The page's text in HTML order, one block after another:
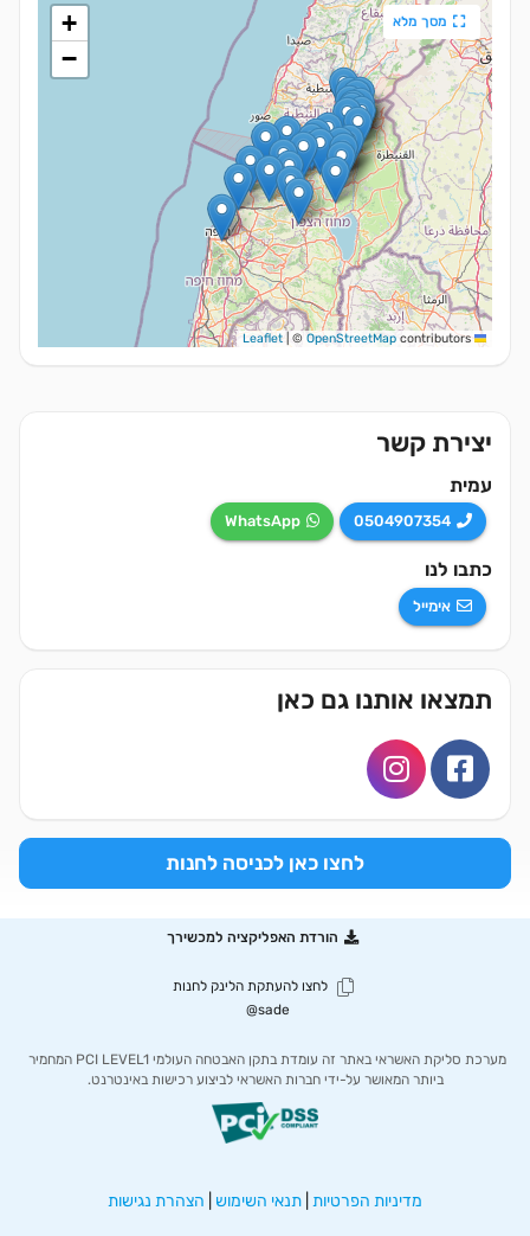
מסך מלא
+
−
Leaflet
© OpenStreetMapcontributors
יצירת קשר
עמית
0504907354
WhatsApp
כתבו לנו
אימייל
תמצאו אותנו גם כאן
לחצו כאן לכניסה לחנות
הורדת האפליקציה למכשירך
sade@
ביותר המאושר על-ידי חברות האשראי לביצוע רכישות באינטרנט.
מדיניות הפרטיות תנאי השימוש הצהרת נגישות